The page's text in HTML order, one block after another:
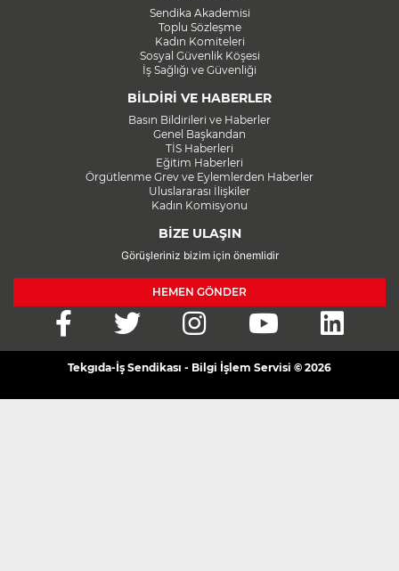
Sendika Akademisi
Toplu Sözleşme
Kadın Komiteleri
Sosyal Güvenlik Köşesi
İş Sağlığı ve Güvenliği
BİLDİRİ VE HABERLER
Basın Bildirileri ve Haberler
Genel Başkandan
TİS Haberleri
Eğitim Haberleri
Örgütlenme Grev ve Eylemlerden Haberler
Uluslararası İlişkiler
Kadın Komisyonu
BİZE ULAŞIN
Görüşleriniz bizim için önemlidir
HEMEN GÖNDER
Tekgıda-İş Sendikası - Bilgi İşlem Servisi © 2026